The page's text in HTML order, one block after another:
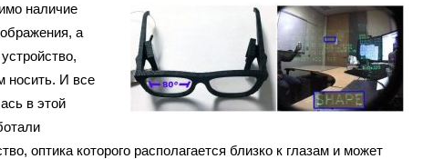
наличие
а
носить. И все
в этой
оптика которого располагается близко к глазам и может